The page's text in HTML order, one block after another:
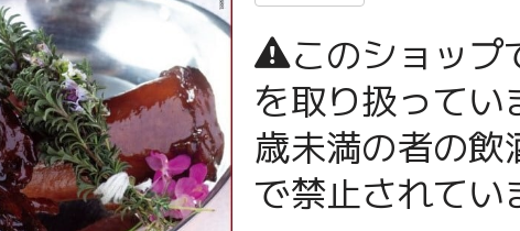
このショップ
を取り扱ってい
歳未満の者の飲
で禁止されてい